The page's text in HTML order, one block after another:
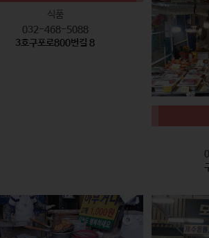
식품
032-468-5088
3호구포로800번길 8